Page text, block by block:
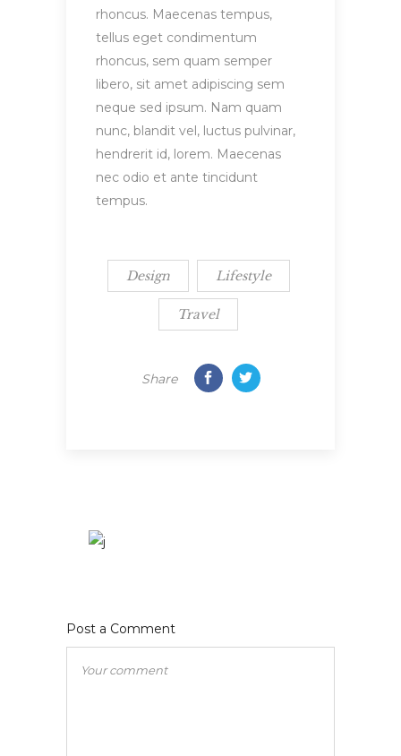
rhoncus. Maecenas tempus,
tellus eget condimentum
rhoncus, sem quam semper
libero, sit amet adipiscing sem
neque sed ipsum. Nam quam
nunc, blandit vel, luctus pulvinar,
hendrerit id, lorem. Maecenas
nec odio et ante tincidunt
tempus.
Design Lifestyle
Travel
Share
Post a Comment